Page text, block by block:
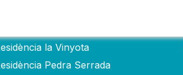
la Vinyota
Pedra Serrada